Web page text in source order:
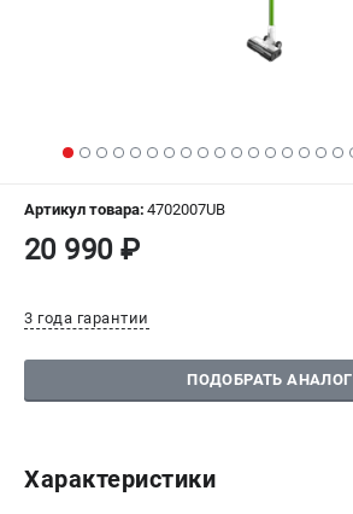
СЕРВИС
СРАВНЕНИЕ ( 0 )
АКЦИИ
ВХОД ИЛИ РЕГИСТРАЦИЯ
Артикул товара: 4702007UB
20 990 ₽
3 года гарантии
ПОДОБРАТЬ АНАЛОГ
Характеристики